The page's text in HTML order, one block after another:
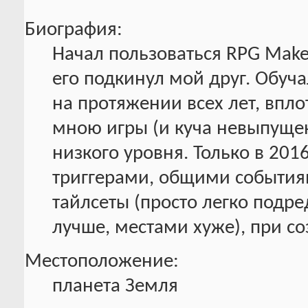
Биография:
Начал пользоваться RPG
его подкинул мой друг.
на протяжении всех лет,
мною игры (и куча
низкого уровня. Только в
триггерами, общими
тайлсеты (просто легко
лучше, местами хуже), при
Местоположение:
планета Земля